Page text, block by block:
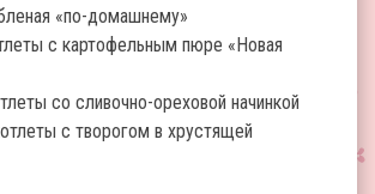
«по-домашнему»
с картофельным пюре «Новая
со сливочно-ореховой начинкой
с творогом в хрустящей